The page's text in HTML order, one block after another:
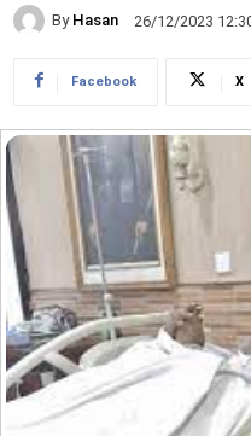
By Hasan 26/12/2023
Facebook X